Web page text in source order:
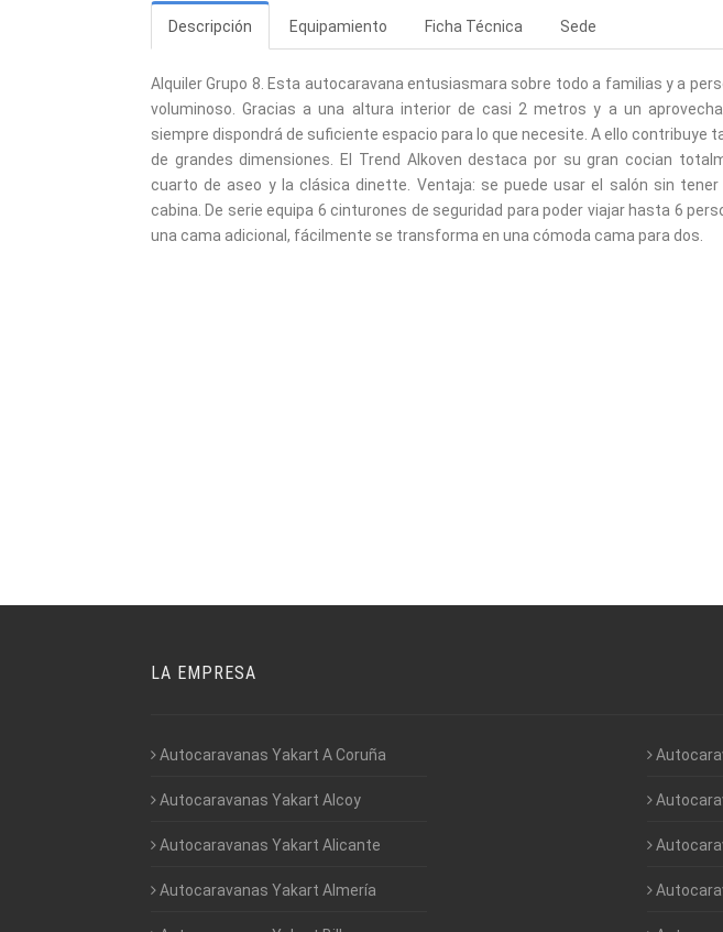
Descripción Equipamiento Ficha Técnica Sede
Alquiler Grupo 8. Esta autocaravana entusiasmara sobre todo a familias y a
voluminoso. Gracias a una altura interior de casi 2 metros y a un
siempre dispondrá de suficiente espacio para lo que necesite. A ello contribuye
de grandes dimensiones. El Trend Alkoven destaca por su gran cocian
cuarto de aseo y la clásica dinette. Ventaja: se puede usar el salón sin
cabina. De serie equipa 6 cinturones de seguridad para poder viajar hasta 6
una cama adicional, fácilmente se transforma en una cómoda cama para dos.
LA EMPRESA
Autocaravanas Yakart A Coruña
Autocaravanas Yakart Alcoy
Autocaravanas Yakart Alicante
Autocaravanas Yakart Almería